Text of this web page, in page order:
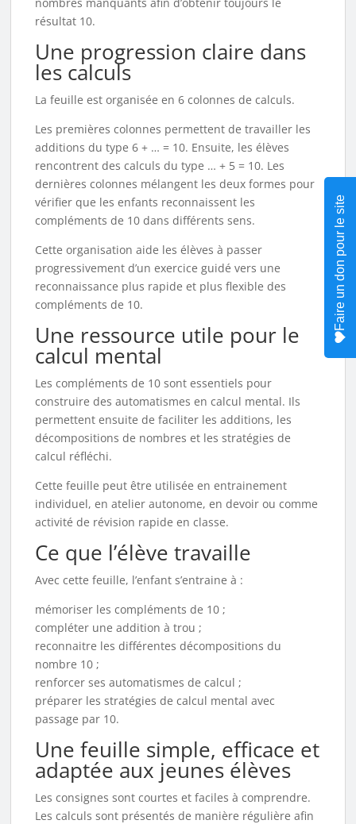
résultat 10.
Une progression claire dans
les calculs
La feuille est organisée en 6 colonnes de calculs.
Les premières colonnes permettent de travailler les
additions du type 6 + … = 10. Ensuite, les élèves
rencontrent des calculs du type … + 5 = 10. Les
dernières colonnes mélangent les deux formes pour
vérifier que les enfants reconnaissent les
compléments de 10 dans différents sens.
Cette organisation aide les élèves à passer
progressivement d’un exercice guidé vers une
reconnaissance plus rapide et plus flexible des
compléments de 10.
Une ressource utile pour le
calcul mental
Les compléments de 10 sont essentiels pour
construire des automatismes en calcul mental. Ils
permettent ensuite de faciliter les additions, les
décompositions de nombres et les stratégies de
calcul réfléchi.
Cette feuille peut être utilisée en entrainement
individuel, en atelier autonome, en devoir ou comme
activité de révision rapide en classe.
Ce que l’élève travaille
Avec cette feuille, l’enfant s’entraine à :
mémoriser les compléments de 10 ;
compléter une addition à trou ;
reconnaitre les différentes décompositions du
nombre 10 ;
renforcer ses automatismes de calcul ;
préparer les stratégies de calcul mental avec
passage par 10.
Une feuille simple, efficace et
adaptée aux jeunes élèves
Les consignes sont courtes et faciles à comprendre.
Les calculs sont présentés de manière régulière afin
Faire un don pour le site